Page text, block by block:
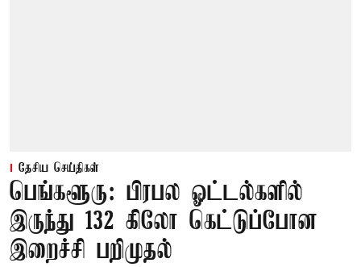
தேசிய செய்திகள்
பெங்களூரு: பிரபல ஓட்டல்களில்
இருந்து 132 கிலோ கெட்டுப்போன
இறைச்சி பறிமுதல்